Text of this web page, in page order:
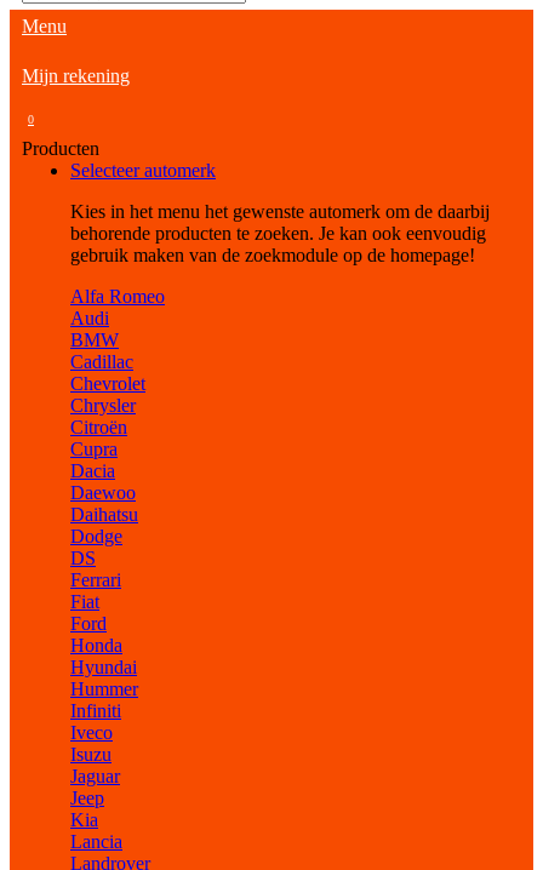
Menu
Mijn rekening
0
Producten
Selecteer automerk
Kies in het menu het gewenste automerk om de daarbij
behorende producten te zoeken. Je kan ook eenvoudig
gebruik maken van de zoekmodule op de homepage!
Alfa Romeo
Audi
BMW
Cadillac
Chevrolet
Chrysler
Citroën
Cupra
Dacia
Daewoo
Daihatsu
Dodge
DS
Ferrari
Fiat
Ford
Honda
Hyundai
Hummer
Infiniti
Iveco
Isuzu
Jaguar
Jeep
Kia
Lancia
Landrover